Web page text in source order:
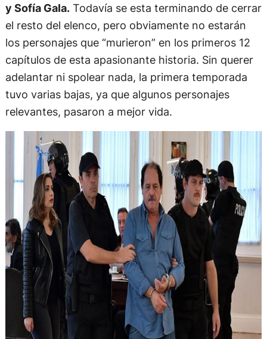
y Sofía Gala.Todavía se esta terminando de cerrar
el resto del elenco, pero obviamente no estarán
los personajes que “murieron” en los primeros 12
capítulos de esta apasionante historia. Sin querer
adelantar ni spolear nada, la primera temporada
tuvo varias bajas, ya que algunos personajes
relevantes, pasaron a mejor vida.